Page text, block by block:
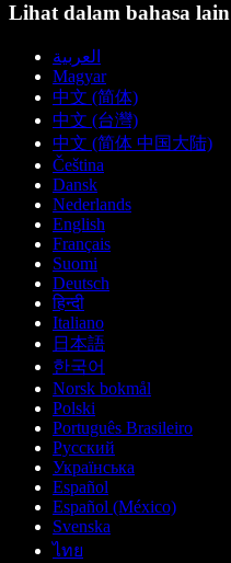
Lihat dalam bahasa lain
العربية
Magyar
中文 (简体)
中文 (台灣)
中文 (简体 中国大陆)
Čeština
Dansk
Nederlands
English
Français
Suomi
Deutsch
हिन्दी
Italiano
日本語
한국어
Norsk bokmål
Polski
Português Brasileiro
Русский
Українська
Español
Español (México)
Svenska
ไทย